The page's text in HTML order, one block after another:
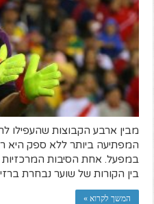
מבין ארבע הקבוצות שהעפילו
המפתיעה ביותר ללא ספק היא
במפעל. אחת הסיבות המרכזיות
בין הקורות של שוער נבחרת
המשך לקרוא »